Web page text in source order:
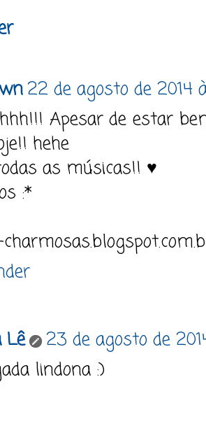
22 de agosto de 2014
Apesar de estar
hehe
as músicas!! ♥
:*
Lê
23 de agosto de
lindona :)